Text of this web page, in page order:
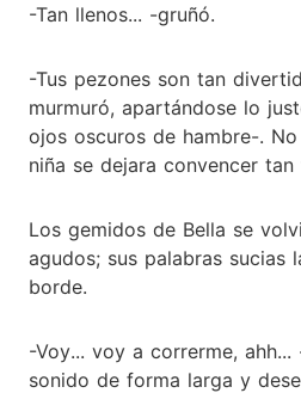
-Tan llenos... -gruñó.
-Tus pezones son tan
murmuró, apartándose lo
ojos oscuros de hambre-.
niña se dejara convencer
Los gemidos de Bella se
agudos; sus palabras sucias
borde.
-Voy... voy a correrme,
sonido de forma larga y